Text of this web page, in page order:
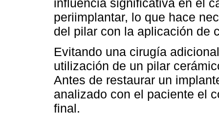
periimplantar, lo que hace
del pilar con la aplicación de
Evitando una cirugía
utilización de un pilar
Antes de restaurar un
analizado con el paciente el
final.